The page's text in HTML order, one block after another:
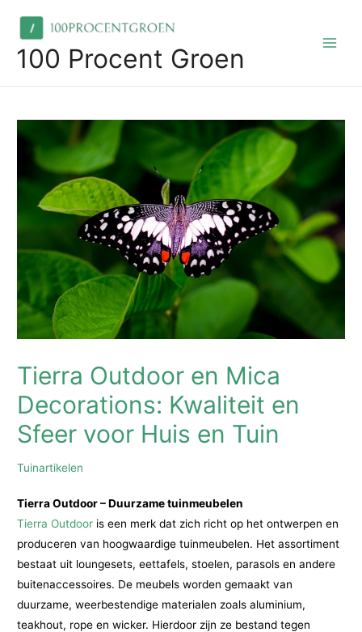
content100 Procent Groen
Tierra Outdoor en Mica
Decorations: Kwaliteit en
Sfeer voor Huis en Tuin
Tuinartikelen
Tierra Outdoor – Duurzame tuinmeubelen
Tierra Outdoor is een merk dat zich richt op het ontwerpen en
produceren van hoogwaardige tuinmeubelen. Het assortiment
bestaat uit loungesets, eettafels, stoelen, parasols en andere
buitenaccessoires. De meubels worden gemaakt van
duurzame, weerbestendige materialen zoals aluminium,
teakhout, rope en wicker. Hierdoor zijn ze bestand tegen